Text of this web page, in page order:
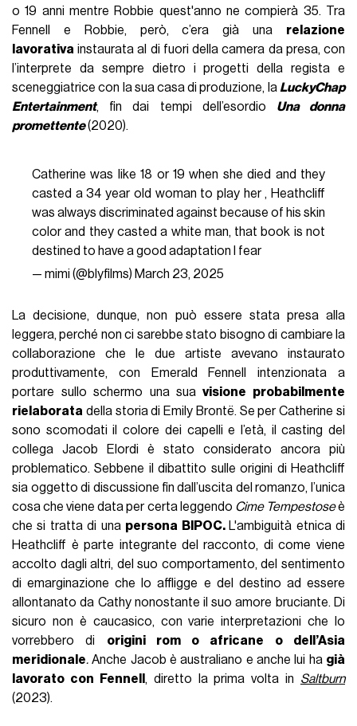
o 19 anni mentre Robbie quest'anno ne compierà 35. Tra
Fennell e Robbie, però, c’era già una relazione
lavorativa instaurata al di fuori della camera da presa, con
l’interprete da sempre dietro i progetti della regista e
sceneggiatrice con la sua casa di produzione, la LuckyChap
Entertainment, fin dai tempi dell’esordio Una donna
promettente(2020).
Catherine was like 18 or 19 when she died and they
casted a 34 year old woman to play her , Heathcliff
was always discriminated against because of his skin
color and they casted a white man, that book is not
destined to have a good adaptation I fear
— mimi (@blyfilms) March 23, 2025
La decisione, dunque, non può essere stata presa alla
leggera, perché non ci sarebbe stato bisogno di cambiare la
collaborazione che le due artiste avevano instaurato
produttivamente, con Emerald Fennell intenzionata a
portare sullo schermo una suavisione probabilmente
rielaborata della storia di Emily Brontë. Se per Catherine si
sono scomodati il colore dei capelli e l’età, il casting del
collega Jacob Elordi è stato considerato ancora più
problematico. Sebbene il dibattito sulle origini di Heathcliff
sia oggetto di discussione fin dall’uscita del romanzo, l’unica
cosa che viene data per certa leggendo Cime Tempestoseè
che si tratta di una persona BIPOC. L'ambiguità etnica di
Heathcliff è parte integrante del racconto, di come viene
accolto dagli altri, del suo comportamento, del sentimento
di emarginazione che lo affligge e del destino ad essere
allontanato da Cathy nonostante il suo amore bruciante. Di
sicuro non è caucasico, con varie interpretazioni che lo
vorrebbero di origini rom o africane o dell’Asia
meridionale.Anche Jacob è australiano e anche lui ha già
lavorato con Fennell , diretto la prima volta in Saltburn
(2023).